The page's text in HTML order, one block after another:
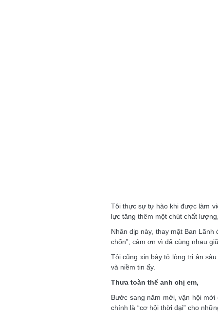
Tôi thực sự tự hào khi được làm
lực tăng thêm một chút chất
Nhân dịp này, thay mặt Ban
chốn”; cảm ơn vì đã cùng nhau
Tôi cũng xin bày tỏ lòng tri ân
và niềm tin ấy.
Thưa toàn thể anh chị em,
Bước sang năm mới, vận hội
chính là “cơ hội thời đại” cho